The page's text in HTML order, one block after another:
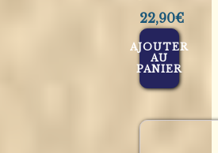
22,90€
AJOUTER
AU
PANIER